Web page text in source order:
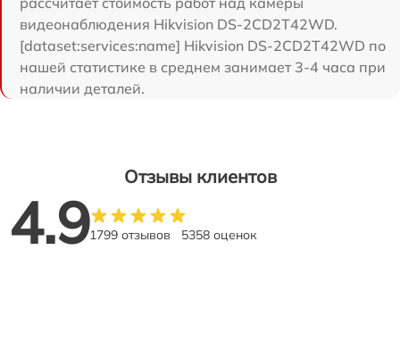
видеонаблюдения Hikvision DS-2CD2T42WD.
[dataset:services:name] Hikvision DS-2CD2T42WD по
нашей статистике в среднем занимает 3-4 часа при
наличии деталей.
Отзывы клиентов
4.91799 отзывов 5358 оценок